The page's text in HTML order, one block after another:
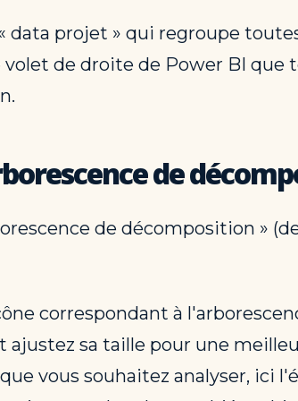
projet » qui regroupe
volet de droite de Power BI que
de
de décomposition »
correspondant à
ajustez sa taille pour une
vous souhaitez analyser, ici